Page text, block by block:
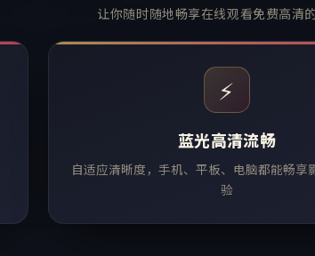
让你随时随地畅享在线观看免费高清
⚡
蓝光高清流畅
自适应清晰度，手机、平板、电脑都能畅享
验